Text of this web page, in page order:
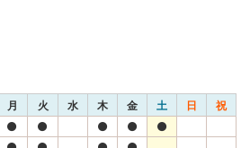
月 火 水 木 金 土 日 祝